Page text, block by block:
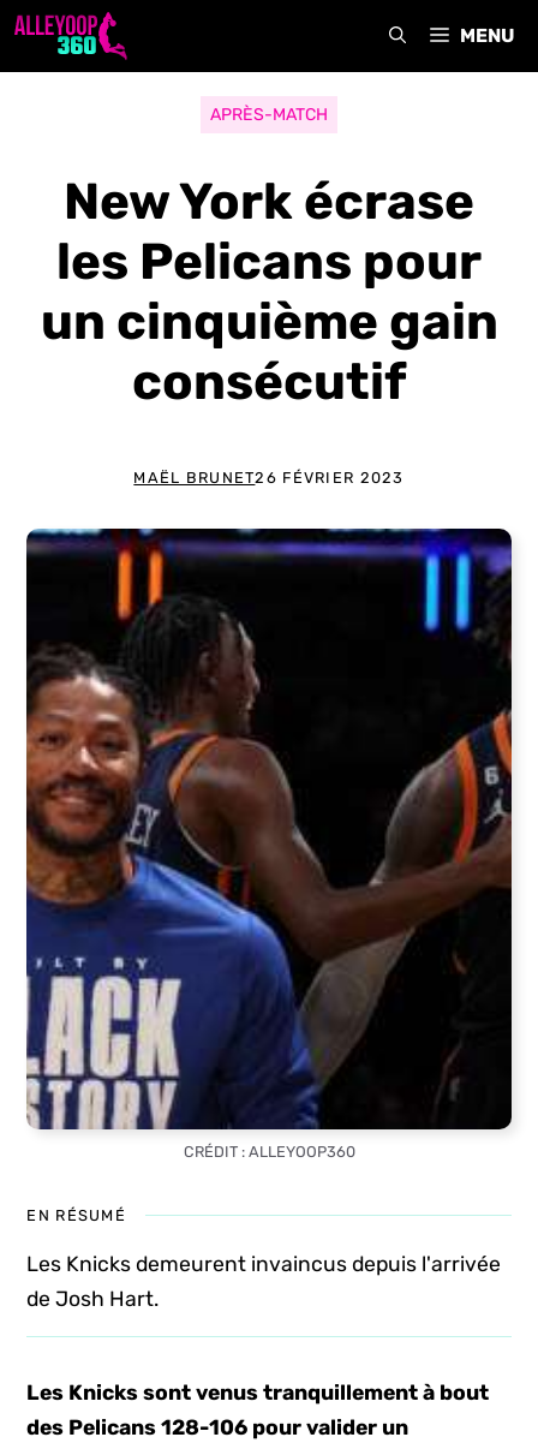
Aller
MENU
APRÈS-MATCH
New York écrase
les Pelicans pour
un cinquième gain
consécutif
MAËL BRUNET26 FÉVRIER 2023
CRÉDIT : ALLEYOOP360
EN RÉSUMÉ
Les Knicks demeurent invaincus depuis l'arrivée
de Josh Hart.
Les Knicks sont venus tranquillement à bout
des Pelicans 128-106 pour valider un